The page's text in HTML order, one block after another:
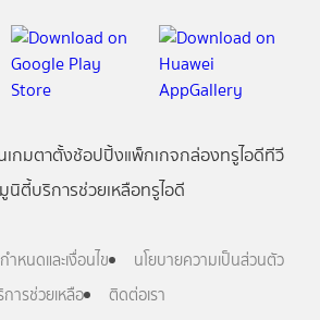
เกมตาตั้งช้อปปิ้งแพ็กเกจกล่องทรูไอดีทีวี
นิตี้บริการช่วยเหลือทรูไอดี
ำหนดและเงื่อนไข
นโยบายความเป็นส่วนตัว
การช่วยเหลือ
ติดต่อเรา